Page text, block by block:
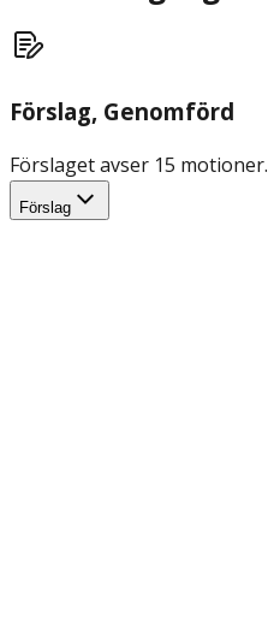
Förslag, Genomförd
Förslaget avser 15 motioner.
Förslag